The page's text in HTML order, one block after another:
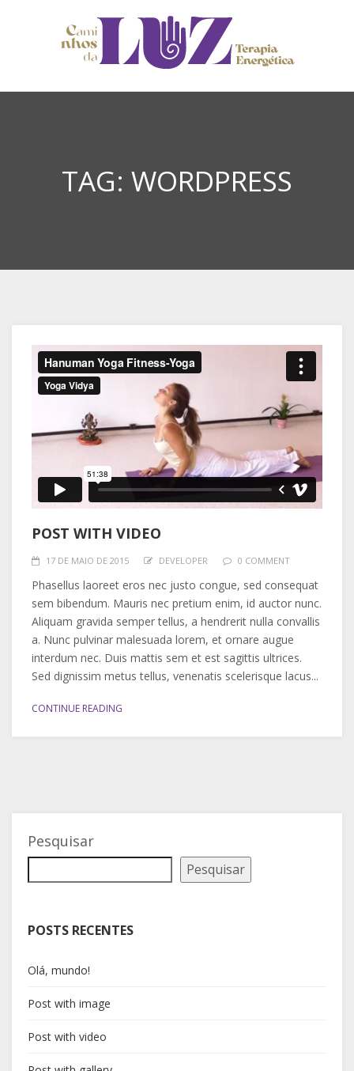
TAG: WORDPRESS
POST WITH VIDEO
17 DE MAIO DE 2015 DEVELOPER 0 COMMENT
Phasellus laoreet eros nec justo congue, sed consequat
sem bibendum. Mauris nec pretium enim, id auctor nunc.
Aliquam gravida semper tellus, a hendrerit nulla convallis
a. Nunc pulvinar malesuada lorem, et ornare augue
interdum nec. Duis mattis sem et est sagittis ultrices.
Sed dignissim metus tellus, venenatis scelerisque lacus...
CONTINUE READING
Pesquisar
Pesquisar
POSTS RECENTES
Olá, mundo!
Post with image
Post with video